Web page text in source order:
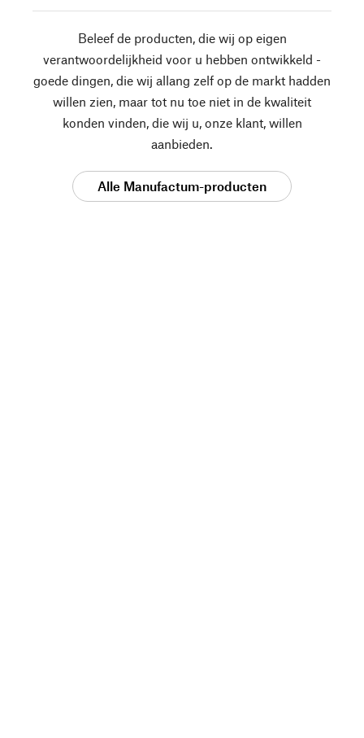
Beleef de producten, die wij op eigen
verantwoordelijkheid voor u hebben ontwikkeld -
goede dingen, die wij allang zelf op de markt hadden
willen zien, maar tot nu toe niet in de kwaliteit
konden vinden, die wij u, onze klant, willen
aanbieden.
Alle Manufactum-producten